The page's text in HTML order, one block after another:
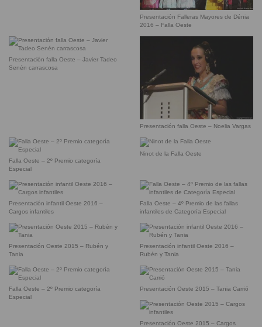
Presentación Falleras Mayores de Dénia
2016 – Falla Oeste
Presentación falla Oeste – Javier Tadeo
Senén carrascosa
Presentación falla Oeste – Noelia Vargas
Falla Oeste – 2º Premio categoría
Especial
Ninot de la Falla Oeste
Presentación infantil Oeste 2016 –
Cargos infantiles
Falla Oeste – 4º Premio de las fallas
infantiles de Categoría Especial
Presentación Oeste 2015 – Rubén y
Tania
Presentación infantil Oeste 2016 –
Rubén y Tania
Falla Oeste – 2º Premio categoría
Especial
Presentación Oeste 2015 – Tania Carrió
Presentación Oeste 2015 – Cargos